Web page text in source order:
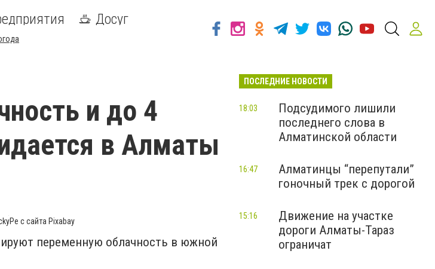
Досуг
и до 4
в Алматы
с сайта Pixabay
переменную облачность в южной
ПОСЛЕДНИЕ НОВОСТИ
Подсудимого лишили
последнего слова в
Алматинской области
18:03
Алматинцы “перепутали”
гоночный трек с дорогой
16:47
Движение на участке
дороги Алматы-Тараз
ограничат
15:16